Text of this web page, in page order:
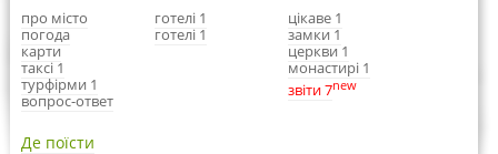
про місто
погода
карти
таксі 1
турфірми 1
вопрос-ответ
готелі 1
готелі 1
цікаве 1
замки 1
церкви 1
монастирі 1
звіти 7new
Де поїсти